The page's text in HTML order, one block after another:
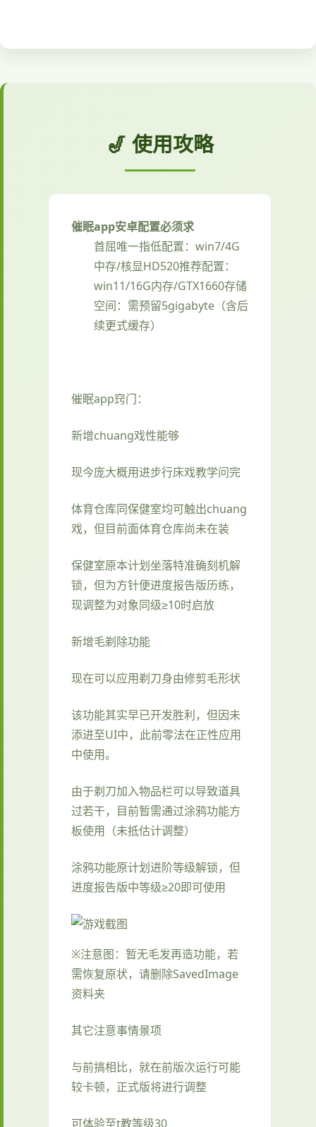
🎷 使用攻略
催眠app安卓配置必须求
​首屈唯一指低配置​​：win7/4G
中存/核显HD520​推荐配置​​：
win11/16G内存/GTX1660​存储
空间​​：需预留5gigabyte（含后
续更式缓存）
催眠app窍门：
新增chuang戏性能够
现今庞大概用进步行床戏教学问完
体育仓库同保健室均可触出chuang
戏，但目前面体育仓库尚未在装
保健室原本计划坐落特准确刻机解
锁，但为方针便进度报告版历练，
现调整为对象同级≥10时启放
新增毛剃除功能
现在可以应用剃刀身由修剪毛形状
该功能其实早已开发胜利，但因未
添进至UI中，此前零法在正性应用
中使用。
由于剃刀加入物品栏可以导致道具
过若干，目前暂需通过涂鸦功能方
板使用（未抵估计调整）
涂鸦功能原计划进阶等级解锁，但
进度报告版中等级≥20即可使用
※注意图：暂无毛发再造功能，若
需恢复原状，请删除SavedImage
资料夹
其它注意事情景项
与前搞相比，就在前版次运行可能
较卡顿，正式版将进行调整
可体验至t教等级30